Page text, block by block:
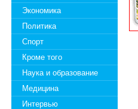
Экономика
Политика
Спорт
Кроме того
Наука и образование
Медицина
Интервью